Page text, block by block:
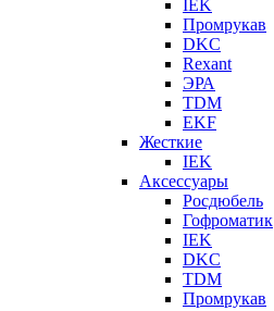
IEK
Промрукав
DKC
Rexant
ЭРА
TDM
EKF
Жесткие
IEK
Аксессуары
Росдюбель
Гофроматик
IEK
DKC
TDM
Промрукав